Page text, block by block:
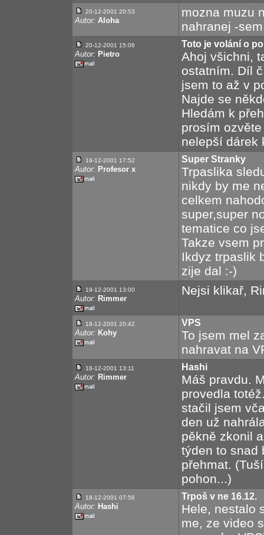
20-12-2001 20:53
Autor: Aloha
mozna muzu
nahranej -
20-12-2001 15:06
Autor: Pietro
Toto je volání o
Ahoj všichni,
ostatním. Díl
jsem to až v
Najde se
Hledám k
prosím
nelepší dárek
19-12-2001 17:52
Autor: Profesor x
Super Stranky
Trpaslika
nikdy by me
celkem
super,super
tematice co
Takze vsem
Ikdyz trpaslik
zije dal :-)
19-12-2001 13:00
Autor: Rimmer
Nejsi klikař,
18-12-2001 20:42
Autor: Kohy
VPS
To jsem mel
nahravat na
18-12-2001 13:11
Autor: Rimmer
Hashi
Máš pravdu.
provedla
stačil jsem
den už
pěkně zkonil
týden to snad
přehmat.
pohon...)
18-12-2001 07:56
Autor: Hashi
Trpoš v ne 16.12.
Hele, nestalo
me, ze video